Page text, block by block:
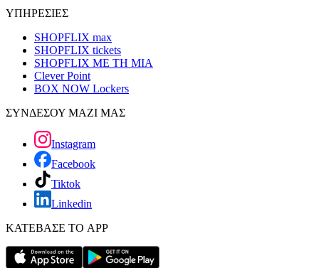
ΥΠΗΡΕΣΙΕΣ
SHOPFLIX max
SHOPFLIX tickets
SHOPFLIX ΜΕ ΤΗ ΜΙΑ
Clever Point
BOX NOW Lockers
ΣΥΝΔΕΣΟΥ ΜΑΖΙ ΜΑΣ
Instagram
Facebook
Tiktok
Linkedin
ΚΑΤΕΒΑΣΕ ΤΟ APP